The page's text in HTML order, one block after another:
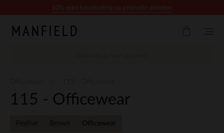
115 - Officewear
Festive Brown Officewear